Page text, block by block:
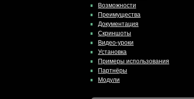
Возможности
Преимущества
Документация
Скриншоты
Видео-уроки
Установка
Примеры использования
Партнёры
Модули